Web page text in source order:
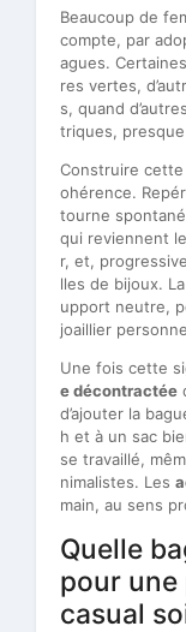
Beaucoup de
compte, par
agues.
res vertes,
s, quand
triques,
Construire
ohérence.
tourne
qui reviennent
r, et,
lles de bijoux. La
upport neutre,
joaillier
Une fois cette
e décontractée
d’ajouter la
h et à un sac
se travaillé,
nimalistes. Les
main, au sens
Quelle
pour
casual